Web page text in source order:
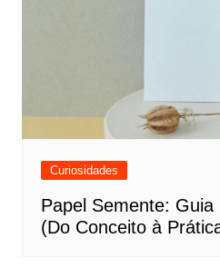
Curiosidades
Papel Semente: Guia
(Do Conceito à